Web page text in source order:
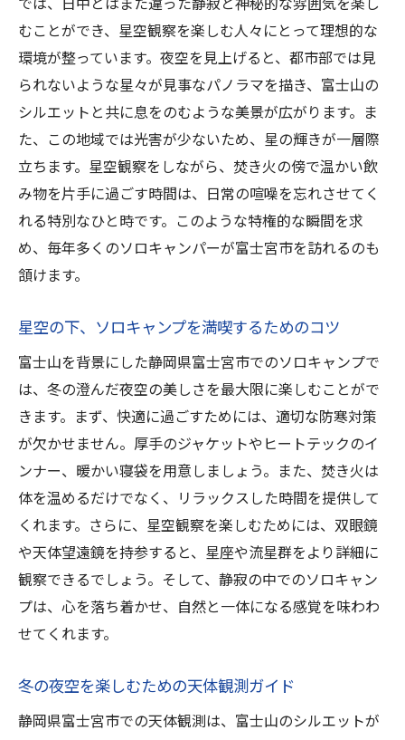
むことができ、星空観察を楽しむ人々にとって理想的な
環境が整っています。夜空を見上げると、都市部では見
られないような星々が見事なパノラマを描き、富士山の
シルエットと共に息をのむような美景が広がります。ま
た、この地域では光害が少ないため、星の輝きが一層際
立ちます。星空観察をしながら、焚き火の傍で温かい飲
み物を片手に過ごす時間は、日常の喧噪を忘れさせてく
れる特別なひと時です。このような特権的な瞬間を求
め、毎年多くのソロキャンパーが富士宮市を訪れるのも
頷けます。
星空の下、ソロキャンプを満喫するためのコツ
富士山を背景にした静岡県富士宮市でのソロキャンプで
は、冬の澄んだ夜空の美しさを最大限に楽しむことがで
きます。まず、快適に過ごすためには、適切な防寒対策
が欠かせません。厚手のジャケットやヒートテックのイ
ンナー、暖かい寝袋を用意しましょう。また、焚き火は
体を温めるだけでなく、リラックスした時間を提供して
くれます。さらに、星空観察を楽しむためには、双眼鏡
や天体望遠鏡を持参すると、星座や流星群をより詳細に
観察できるでしょう。そして、静寂の中でのソロキャン
プは、心を落ち着かせ、自然と一体になる感覚を味わわ
せてくれます。
冬の夜空を楽しむための天体観測ガイド
静岡県富士宮市での天体観測は、富士山のシルエットが